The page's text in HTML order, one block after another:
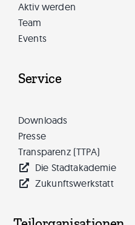
Aktiv werden
Team
Events
Service
Downloads
Presse
Transparenz (TTPA)
Die Stadtakademie
Zukunftswerkstatt